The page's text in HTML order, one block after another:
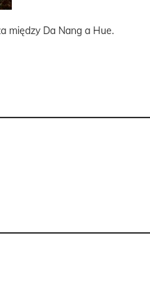
między Da Nang a Hue.